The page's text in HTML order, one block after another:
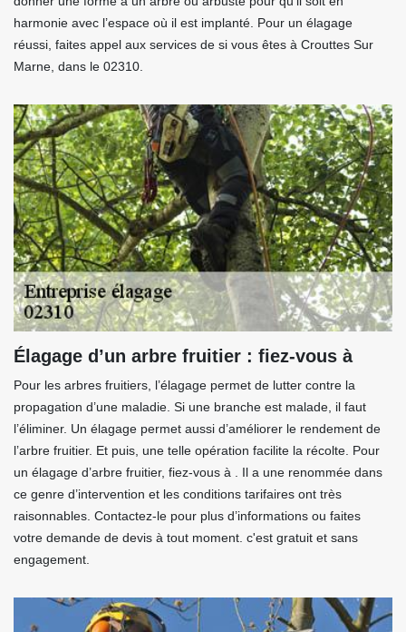
harmonie avec l’espace où il est implanté. Pour un élagage
réussi, faites appel aux services de si vous êtes à Crouttes Sur
Marne, dans le 02310.
Élagage d’un arbre fruitier : fiez-vous à
Pour les arbres fruitiers, l’élagage permet de lutter contre la
propagation d’une maladie. Si une branche est malade, il faut
l’éliminer. Un élagage permet aussi d’améliorer le rendement de
l’arbre fruitier. Et puis, une telle opération facilite la récolte. Pour
un élagage d’arbre fruitier, fiez-vous à . Il a une renommée dans
ce genre d’intervention et les conditions tarifaires ont très
raisonnables. Contactez-le pour plus d’informations ou faites
votre demande de devis à tout moment. c'est gratuit et sans
engagement.